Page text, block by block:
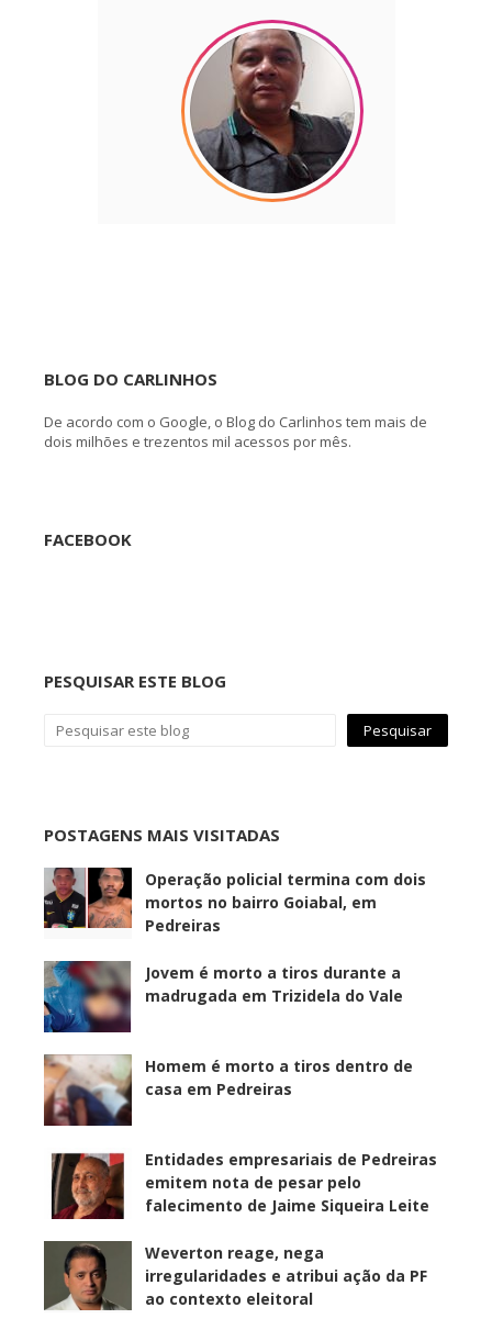
BLOG DO CARLINHOS
De acordo com o Google, o Blog do Carlinhos tem mais de
dois milhões e trezentos mil acessos por mês.
FACEBOOK
PESQUISAR ESTE BLOG
POSTAGENS MAIS VISITADAS
Operação policial termina com dois
mortos no bairro Goiabal, em
Pedreiras
Jovem é morto a tiros durante a
madrugada em Trizidela do Vale
Homem é morto a tiros dentro de
casa em Pedreiras
Entidades empresariais de Pedreiras
emitem nota de pesar pelo
falecimento de Jaime Siqueira Leite
Weverton reage, nega
irregularidades e atribui ação da PF
ao contexto eleitoral